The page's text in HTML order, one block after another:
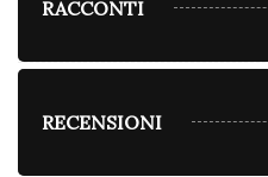
RACCONTI
RECENSIONI